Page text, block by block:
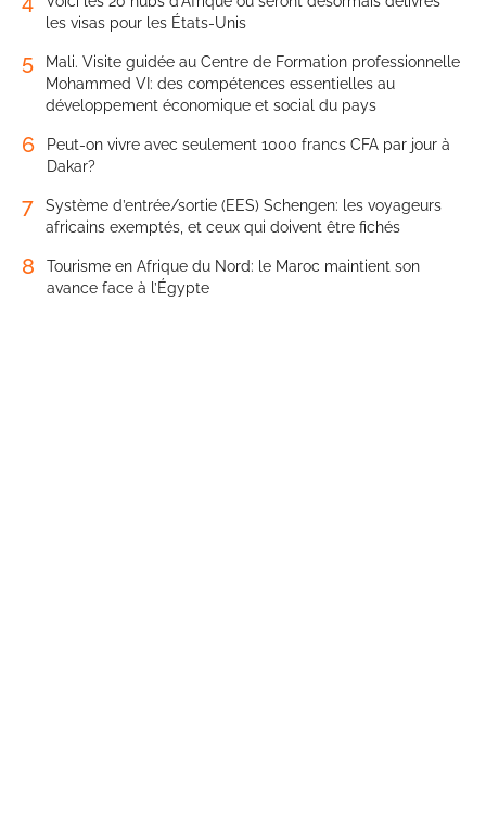
les visas pour les États-Unis
5
Mali. Visite guidée au Centre de Formation professionnelle
Mohammed VI: des compétences essentielles au
développement économique et social du pays
6
Peut-on vivre avec seulement 1000 francs CFA par jour à
Dakar?
7
Système d’entrée/sortie (EES) Schengen: les voyageurs
africains exemptés, et ceux qui doivent être fichés
8
Tourisme en Afrique du Nord: le Maroc maintient son
avance face à l’Égypte